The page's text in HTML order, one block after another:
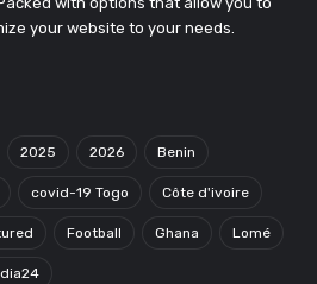
your website to your needs.
2025 2026 Benin
covid-19 Togo Côte d'ivoire
Football Ghana Lomé